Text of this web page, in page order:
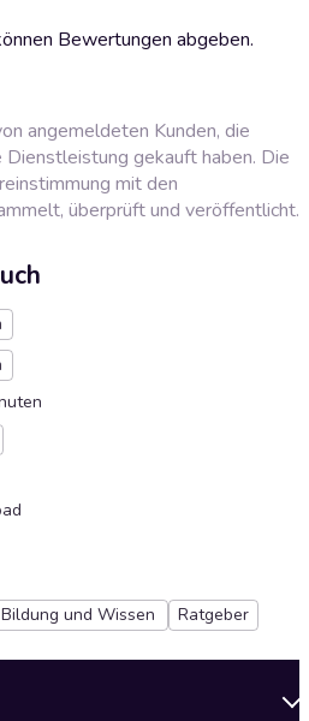
Bewertungen abgeben.
angemeldeten Kunden, die
gekauft haben. Die
mit den
überprüft und veröffentlicht.
Bildung und Wissen Ratgeber